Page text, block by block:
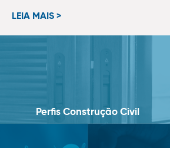
LEIA MAIS >
Perfis Construção Civil